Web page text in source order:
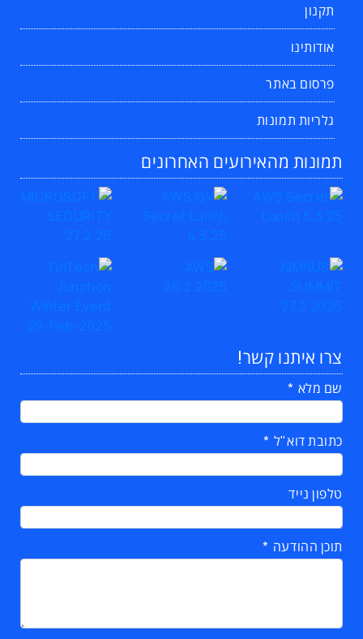
תקנון
אודותינו
פרסום באתר
גלריות תמונות
תמונות מהאירועים האחרונים
צרו איתנו קשר!
שם מלא
כתובת דוא"ל
טלפון נייד
תוכן ההודעה